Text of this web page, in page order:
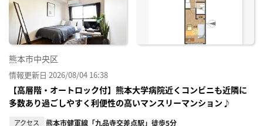
熊本市中央区
情報更新日 2026/08/04 16:38
【高層階・オートロック付】熊本大学病院近くコンビニも近隣に
多数あり過ごしやすく利便性の高いマンスリーマンション♪
アクセス 熊本市健軍線「九品寺交差点駅」徒歩5分